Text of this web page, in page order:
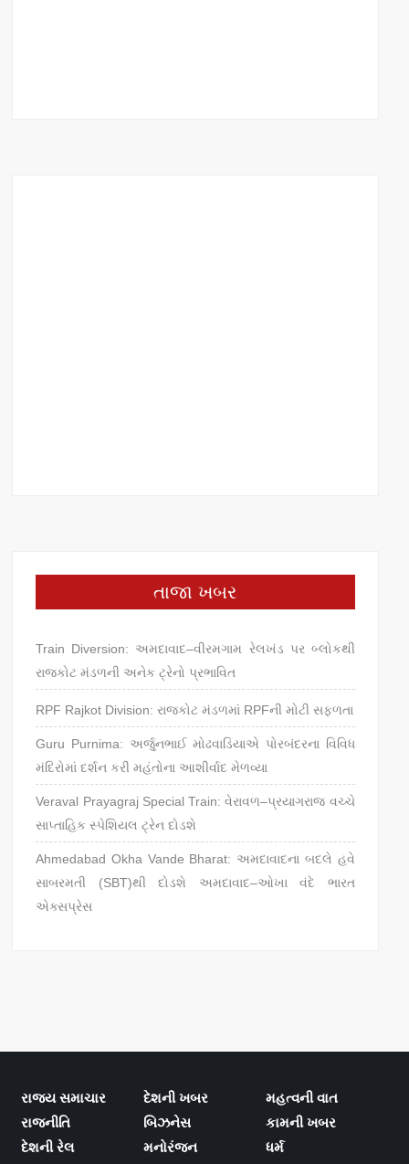
તાજા ખબર
Train Diversion: અમદાવાદ–વીરમગામ રેલખંડ પર બ્લોકથી
રાજકોટ મંડળની અનેક ટ્રેનો પ્રભાવિત
RPF Rajkot Division: રાજકોટ મંડળમાં RPFની મોટી સફળતા
Guru Purnima: અર્જુનભાઈ મોઢવાડિયાએ પોરબંદરના વિવિધ
મંદિરોમાં દર્શન કરી મહંતોના આશીર્વાદ મેળવ્યા
Veraval Prayagraj Special Train: વેરાવળ–પ્રયાગરાજ વચ્ચે
સાપ્તાહિક સ્પેશિયલ ટ્રેન દોડશે
Ahmedabad Okha Vande Bharat: અમદાવાદના બદલે હવે
સાબરમતી (SBT)થી દોડશે અમદાવાદ–ઓખા વંદે ભારત
એક્સપ્રેસ
રાજ્ય સમાચાર દેશની ખબર
મહત્વની વાત
રાજનીતિ
બિઝનેસ
કામની ખબર
દેશની રેલ
મનોરંજન ધર્મ